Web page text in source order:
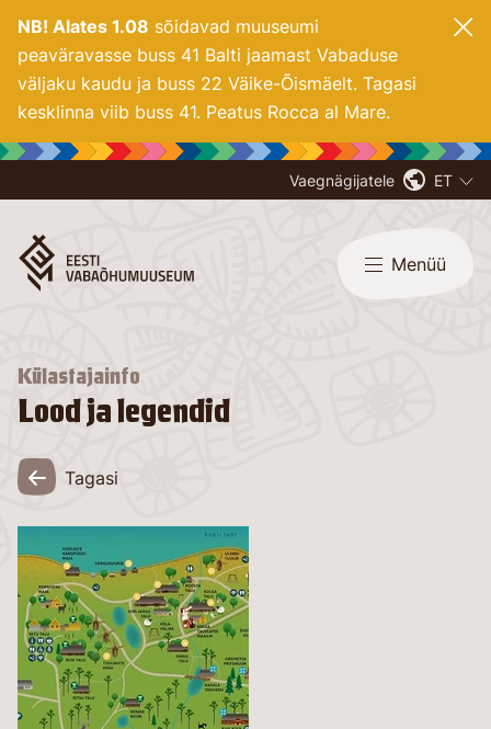
NB! Alates 1.08 sõidavad muuseumi
peaväravasse buss 41 Balti jaamast Vabaduse
väljaku kaudu ja buss 22 Väike-Õismäelt. Tagasi
kesklinna viib buss 41. Peatus Rocca al Mare.
Vaegnägijatele ET
Menüü
Külastajainfo
Lood ja legendid
Tagasi